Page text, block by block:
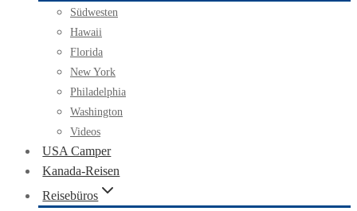
Südwesten
Hawaii
Florida
New York
Philadelphia
Washington
Videos
USA Camper
Kanada-Reisen
Reisebüros